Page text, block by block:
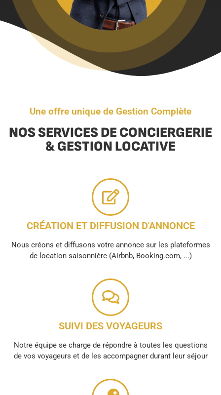
Une offre unique de Gestion Complète
NOS SERVICES DE CONCIERGERIE
& GESTION LOCATIVE
CRÉATION ET DIFFUSION D'ANNONCE
Nous créons et diffusons votre annonce sur les plateformes
de location saisonnière (Airbnb, Booking.com, ...)
SUIVI DES VOYAGEURS
Notre équipe se charge de répondre à toutes les questions
de vos voyageurs et de les accompagner durant leur séjour